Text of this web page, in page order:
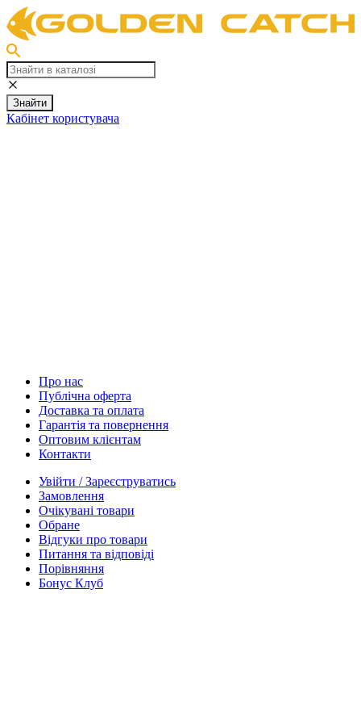
Знайти
Кабінет користувача
Про нас
Публічна оферта
Доставка та оплата
Гарантія та повернення
Оптовим клієнтам
Контакти
Увійти / Зареєструватись
Замовлення
Очікувані товари
Обране
Відгуки про товари
Питання та відповіді
Порівняння
Бонус Клуб